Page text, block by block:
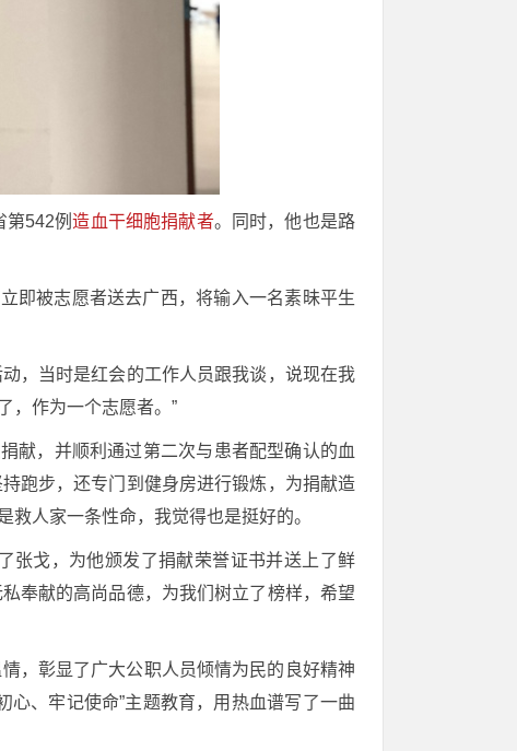
第542例造血干细胞捐献者。同时，他也是路
即被志愿者送去广西，将输入一名素昧平生
，当时是红会的工作人员跟我谈，说现在我
，作为一个志愿者。”
献，并顺利通过第二次与患者配型确认的血
跑步，还专门到健身房进行锻炼，为捐献造
人家一条性命，我觉得也是挺好的。
张戈，为他颁发了捐献荣誉证书并送上了鲜
奉献的高尚品德，为我们树立了榜样，希望
，彰显了广大公职人员倾情为民的良好精神
、牢记使命”主题教育，用热血谱写了一曲